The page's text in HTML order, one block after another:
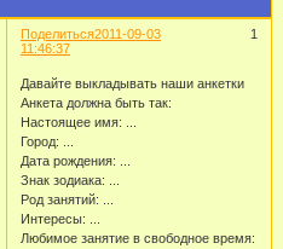
Поделиться 1
2011-09-03
11:46:37
Давайте выкладывать наши анкетки
Анкета должна быть так:
Настоящее имя: ...
Город: ...
Дата рождения: ...
Знак зодиака: ...
Род занятий: ...
Интересы: ...
Любимое занятие в свободное время: